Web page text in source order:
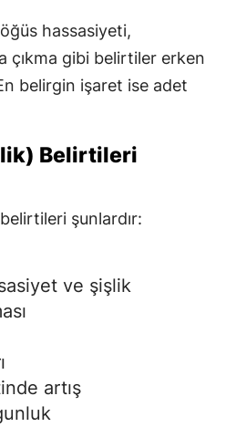
hassasiyeti,
çıkma gibi belirtiler erken
belirgin işaret ise adet
Belirtileri
şunlardır:
ve şişlik
artış